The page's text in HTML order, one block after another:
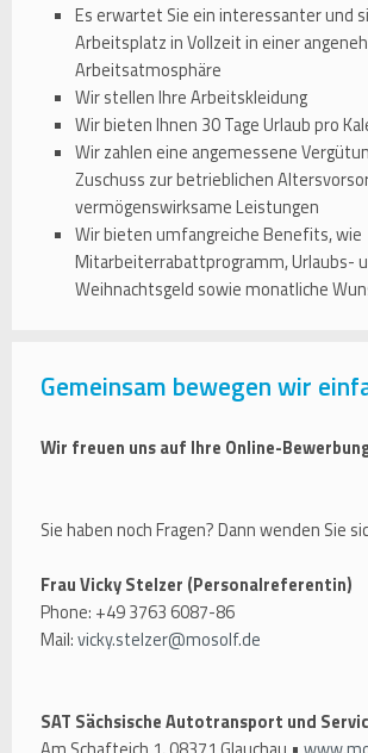
Es erwartet Sie ein interessanter und
Arbeitsplatz in Vollzeit in einer
Arbeitsatmosphäre
Wir stellen Ihre Arbeitskleidung
Wir bieten Ihnen 30 Tage Urlaub pro
Wir zahlen eine angemessene
Zuschuss zur betrieblichen
vermögenswirksame Leistungen
Wir bieten umfangreiche Benefits, wie
Mitarbeiterrabattprogramm, Urlaubs-
Weihnachtsgeld sowie monatliche
Gemeinsam bewegen wir
Wir freuen uns auf Ihre Online-
Sie haben noch Fragen? Dann wenden Sie
Frau Vicky Stelzer (Personalreferentin)
Phone: +49 3763 6087-86
Mail:vicky.stelzer@mosolf.de
SAT Sächsische Autotransport und